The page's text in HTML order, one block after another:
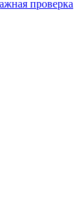
проверка